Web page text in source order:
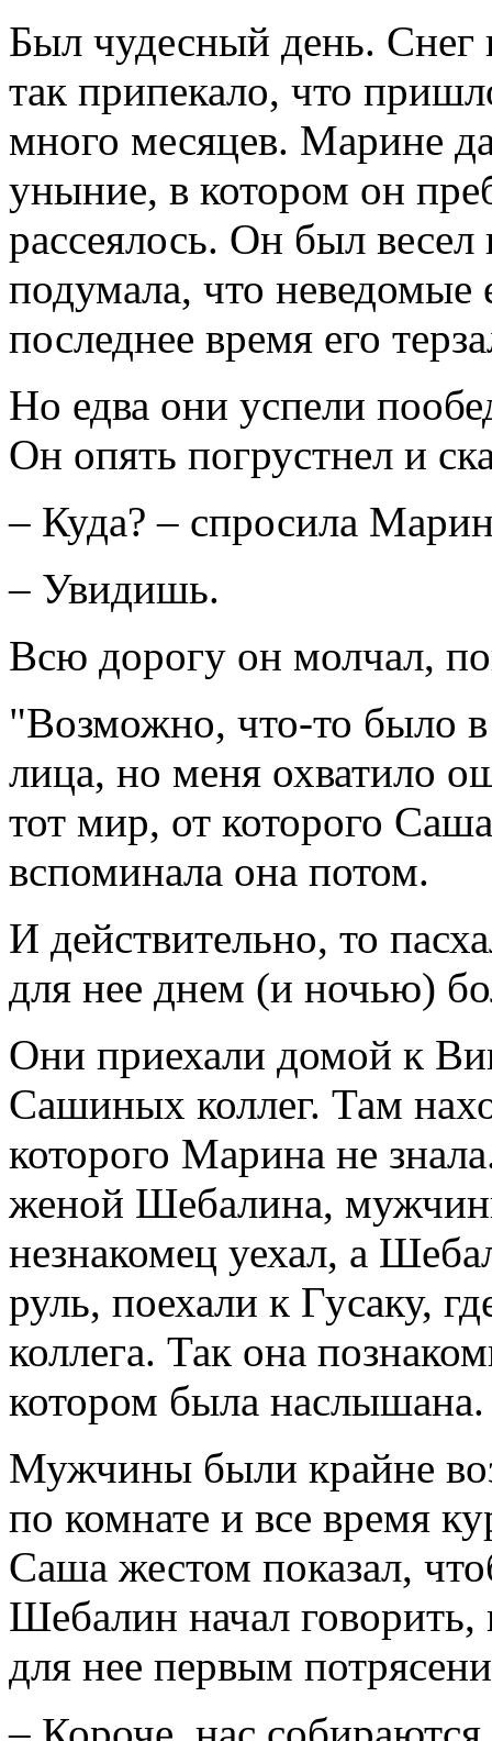
Был чудесный день. Снег
так припекало, что
много месяцев. Марине
уныние, в котором он
рассеялось. Он был весел
подумала, что
последнее время его
Но едва они успели
Он опять погрустнел и
– Куда? – спросила
– Увидишь.
Всю дорогу он молчал,
"Возможно, что-то было
лица, но меня охватило
тот мир, от которого
вспоминала она потом.
И действительно, то
для нее днем (и ночью)
Они приехали домой к
Сашиных коллег. Там
которого Марина не
женой Шебалина,
незнакомец уехал, а
руль, поехали к Гусаку,
коллега. Так она
котором была наслышана.
Мужчины были крайне
по комнате и все время
Саша жестом показал,
Шебалин начал
для нее первым